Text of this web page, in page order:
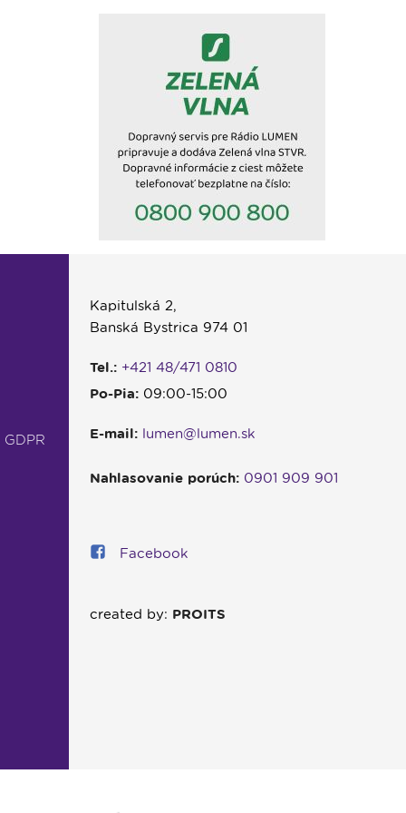
Kapitulská 2,
Banská Bystrica 974 01
Tel.: +421 48/471 0810
Po-Pia:09:00-15:00
E-mail: lumen@lumen.sk
Nahlasovanie porúch: 0901 909 901
Facebook
created by: PROITS